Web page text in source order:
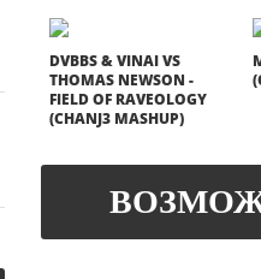
DVBBS & VINAI VS
THOMAS NEWSON -
FIELD OF RAVEOLOGY
(CHANJ3 MASHUP)